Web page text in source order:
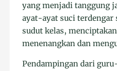
yang menjadi tanggung
ayat-ayat suci terdengar
sudut kelas,
menenangkan dan
Pendampingan dari